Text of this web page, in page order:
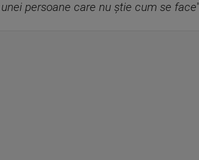
persoane care nu ştie cum se face